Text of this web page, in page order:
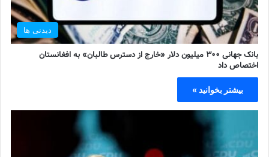
دیدنی ها
بانک جهانی ۳۰۰ میلیون دلار «خارج از دسترس طالبان» به افغانستان
اختصاص داد
بیشتر بخوانید »